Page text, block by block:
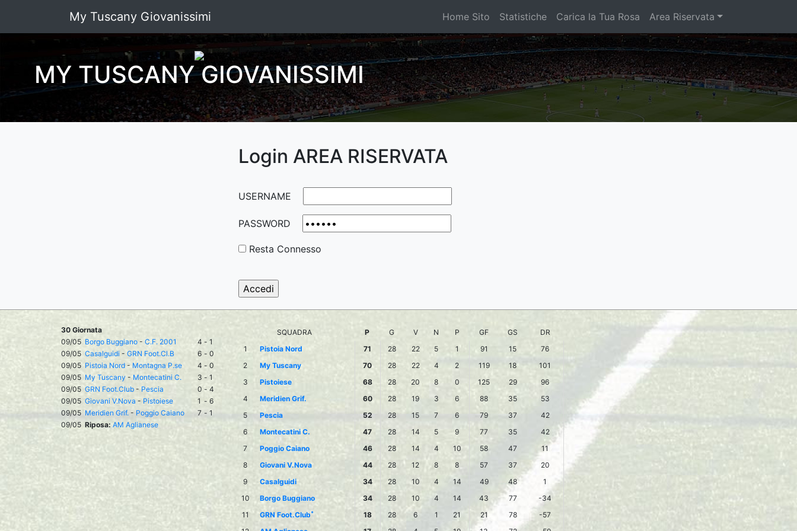
My Tuscany Giovanissimi Home Sito Statistiche Carica la Tua Rosa Area Riservata
MY TUSCANY GIOVANISSIMI
Login AREA RISERVATA
USERNAME
PASSWORD
Resta Connesso
30 Giornata
09/05 Borgo Buggiano - C.F. 2001 4 - 1
09/05 Casalguidi - GRN Foot.Cl.B 6 - 0
09/05 Pistoia Nord - Montagna P.se 4 - 0
09/05 My Tuscany - Montecatini C. 3 - 1
09/05 GRN Foot.Club - Pescia 0 - 4
09/05 Giovani V.Nova - Pistoiese 1 - 6
09/05 Meridien Grif. - Poggio Caiano 7 - 1
09/05 Riposa: AM Aglianese
SQUADRA P G V N P GF GS
DR
1
Pistoia Nord 71 28 22 5 1 91 15
76
2
My Tuscany 70 28 22 4 2 119 18
101
3
Pistoiese 68 28 20 8 0 125 29
96
4
Meridien Grif. 60 28 19 3 6 88 35
53
5
Pescia 52 28 15 7 6 79 37
42
6
Montecatini C. 47 28 14 5 9 77 35
42
7
Poggio Caiano 46 28 14 4 10 58 47
11
8
Giovani V.Nova 44 28 12 8 8 57 37
20
9
Casalguidi 34 28 10 4 14 49 48
1
10
Borgo Buggiano 34 28 10 4 14 43 77
-34
11
GRN Foot.Club* 18 28 6 1 21 21 78
-57